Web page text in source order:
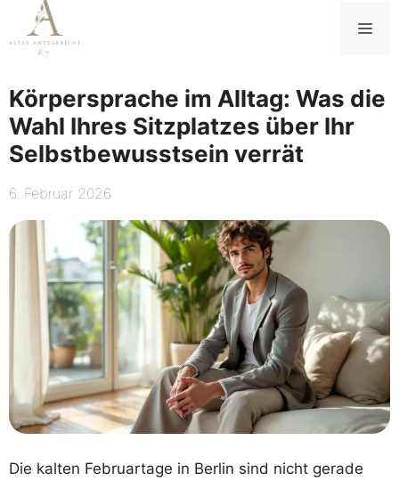
Inhalt
springen
Körpersprache im Alltag: Was die
Wahl Ihres Sitzplatzes über Ihr
Selbstbewusstsein verrät
6. Februar 2026
Die kalten Februartage in Berlin sind nicht gerade